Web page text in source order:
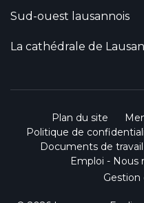
Sud-ouest lausannois
La cathédrale de
Plan du site
Politique de
Documents de travail
Emploi - Nous
Gestion